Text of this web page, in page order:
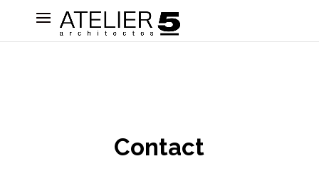
Contact